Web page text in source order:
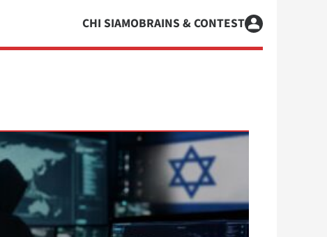
CHI SIAMOBRAINS & CONTEST